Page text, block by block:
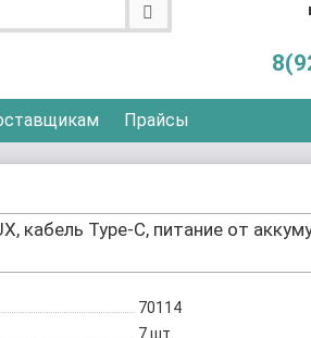
Прайсы
кабель Type-C, питание от
70114
7шт.